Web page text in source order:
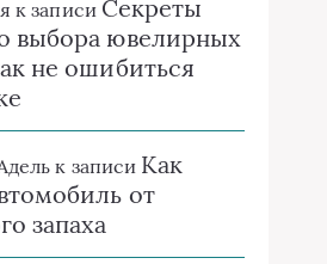
к записи Секреты
выбора ювелирных
не ошибиться
к записи Как
от
запаха